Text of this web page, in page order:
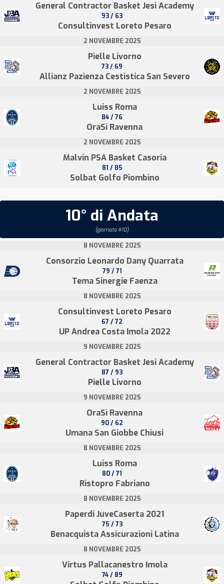
General Contractor Basket Jesi Academy
93 / 63
Consultinvest Loreto Pesaro
2 NOVEMBRE 2025
Pielle Livorno
73 / 69
Allianz Pazienza Cestistica San Severo
2 NOVEMBRE 2025
Luiss Roma
84 / 76
OraSì Ravenna
2 NOVEMBRE 2025
Malvin PSA Basket Casoria
81 / 85
Solbat Golfo Piombino
10° di Andata
(giornata #10)
8 NOVEMBRE 2025
Consorzio Leonardo Dany Quarrata
79 / 71
Tema Sinergie Faenza
8 NOVEMBRE 2025
Consultinvest Loreto Pesaro
67 / 72
UP Andrea Costa Imola 2022
9 NOVEMBRE 2025
General Contractor Basket Jesi Academy
87 / 93
Pielle Livorno
9 NOVEMBRE 2025
OraSì Ravenna
90 / 62
Umana San Giobbe Chiusi
8 NOVEMBRE 2025
Luiss Roma
80 / 71
Ristopro Fabriano
8 NOVEMBRE 2025
Paperdi JuveCaserta 2021
75 / 73
Benacquista Assicurazioni Latina
8 NOVEMBRE 2025
Virtus Pallacanestro Imola
74 / 89